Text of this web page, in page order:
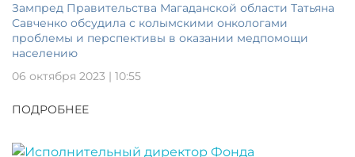
Зампред Правительства Магаданской области Татьяна
Савченко обсудила с колымскими онкологами
проблемы и перспективы в оказании медпомощи
населению
06 октября 2023 | 10:55
ПОДРОБНЕЕ